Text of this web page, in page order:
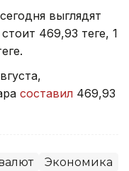
выглядят
469,93 теңге, 1
составил 469,93
Экономика